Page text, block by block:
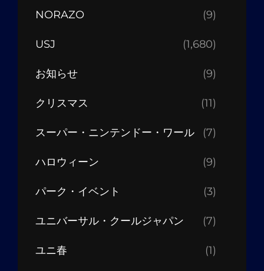
NORAZO (9)
USJ (1,680)
お知らせ (9)
クリスマス (11)
スーパー・ニンテンドー・ワール (7)
ハロウィーン (9)
パーク・イベント (3)
ユニバーサル・クールジャパン (7)
ユニ春 (1)